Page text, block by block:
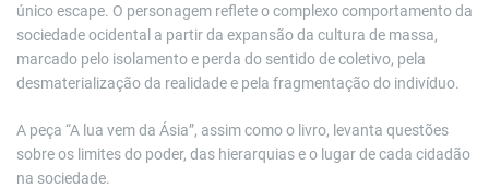
único escape. O personagem reflete o complexo comportamento da
sociedade ocidental a partir da expansão da cultura de massa,
marcado pelo isolamento e perda do sentido de coletivo, pela
desmaterialização da realidade e pela fragmentação do indivíduo.
A peça “A lua vem da Ásia”, assim como o livro, levanta questões
sobre os limites do poder, das hierarquias e o lugar de cada cidadão
na sociedade.